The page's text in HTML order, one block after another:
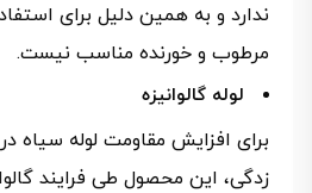
ندارد و به همین دلیل برای
مرطوب و خورنده مناسب نیست.
لوله گالوانیزه
برای افزایش مقاومت لوله سیاه
زدگی، این محصول طی فرایند